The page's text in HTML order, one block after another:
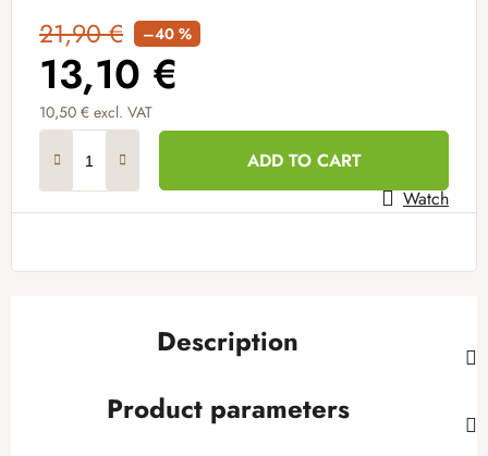
21,90 € –40 %
13,10 €
10,50 € excl. VAT
ADD TO CART
Watch
Description
Product parameters